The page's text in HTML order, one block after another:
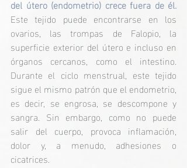
Este tejido puede encontrarse en los
ovarios, las trompas de Falopio, la
superficie exterior del útero e incluso en
órganos cercanos, como el intestino.
Durante el ciclo menstrual, este tejido
sigue el mismo patrón que el endometrio,
es decir, se engrosa, se descompone y
sangra. Sin embargo, como no puede
salir del cuerpo, provoca inflamación,
dolor y, a menudo, adhesiones o
cicatrices.